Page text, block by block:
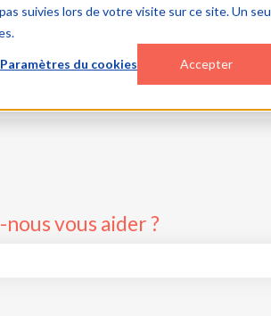
suivies lors de votre visite sur ce site. Un
Paramètres du cookies Accepter
vous aider ?